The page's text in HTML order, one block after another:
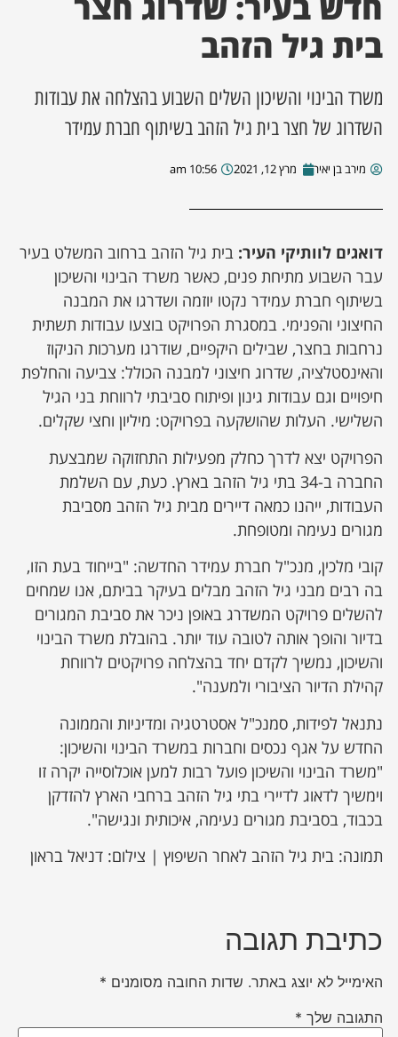
מסע מלחמה
מקומית
בית גיל הזהב
משרד הבינוי והשיכון השלים השבוע בהצלחה את עבודות
השדרוג של חצר בית גיל הזהב בשיתוף חברת עמידר
מירב בן יאיר מרץ 12, 2021 10:56 am
דואגים לוותיקי העיר: בית גיל הזהב ברחוב המשלט בעיר
עבר השבוע מתיחת פנים, כאשר משרד הבינוי והשיכון
בשיתוף חברת עמידר נקטו יוזמה ושדרגו את המבנה
החיצוני והפנימי. במסגרת הפרויקט בוצעו עבודות תשתית
נרחבות בחצר, שבילים היקפיים, שודרגו מערכות הניקוז
והאינסטלציה, שדרוג חיצוני למבנה הכולל: צביעה והחלפת
חיפויים וגם עבודות גינון ופיתוח סביבתי לרווחת בני הגיל
השלישי. העלות שהושקעה בפרויקט: מיליון וחצי שקלים.
הפרויקט יצא לדרך כחלק מפעילות התחזוקה שמבצעת
החברה ב-34 בתי גיל הזהב בארץ. כעת, עם השלמת
העבודות, ייהנו כמאה דיירים מבית גיל הזהב מסביבת
מגורים נעימה ומטופחת.
קובי מלכין, מנכ"ל חברת עמידר החדשה: "בייחוד בעת הזו,
בה רבים מבני גיל הזהב מבלים בעיקר בביתם, אנו שמחים
להשלים פרויקט המשדרג באופן ניכר את סביבת המגורים
בדיור והופך אותה לטובה עוד יותר. בהובלת משרד הבינוי
והשיכון, נמשיך לקדם יחד בהצלחה פרויקטים לרווחת
קהילת הדיור הציבורי ולמענה".
נתנאל לפידות, סמנכ"ל אסטרטגיה ומדיניות והממונה
החדש על אגף נכסים וחברות במשרד הבינוי והשיכון:
"משרד הבינוי והשיכון פועל רבות למען אוכלוסייה יקרה זו
וימשיך לדאוג לדיירי בתי גיל הזהב ברחבי הארץ להזדקן
בכבוד, בסביבת מגורים נעימה, איכותית ונגישה".
תמונה: בית גיל הזהב לאחר השיפוץ | צילום: דניאל בראון
כתיבת תגובה
האימייל לא יוצג באתר. שדות החובה מסומנים *
התגובה שלך *